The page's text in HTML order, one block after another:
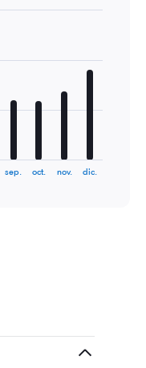
sep. oct. nov. dic.